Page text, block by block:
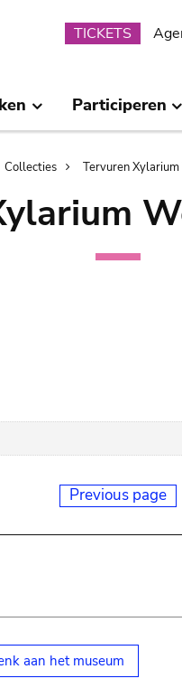
TICKETS
Participeren
Collecties Tervuren
Previous page
aan het museum